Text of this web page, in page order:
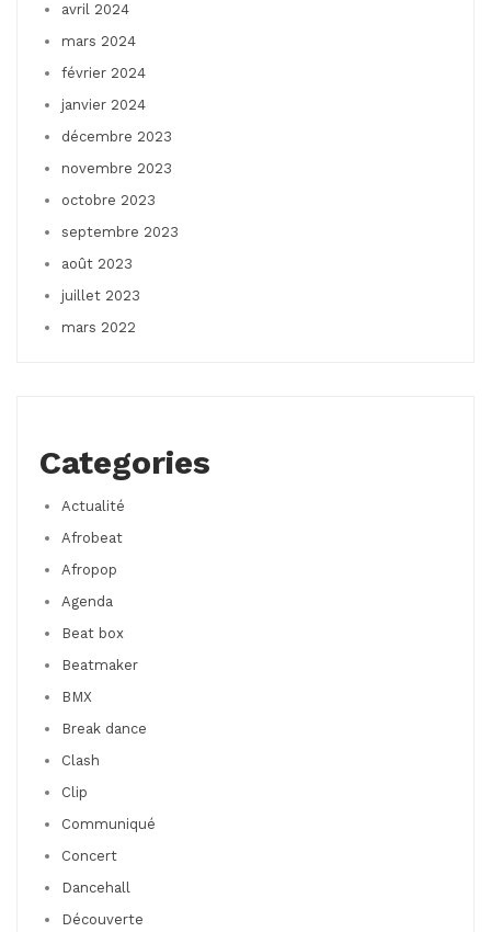
avril 2024
mars 2024
février 2024
janvier 2024
décembre 2023
novembre 2023
octobre 2023
septembre 2023
août 2023
juillet 2023
mars 2022
Categories
Actualité
Afrobeat
Afropop
Agenda
Beat box
Beatmaker
BMX
Break dance
Clash
Clip
Communiqué
Concert
Dancehall
Découverte